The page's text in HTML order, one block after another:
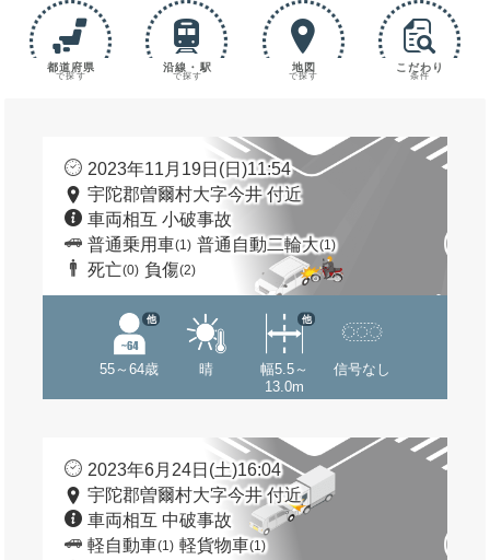
都道府県
で探す
沿線・駅
で探す
地図
で探す
こだわり
条件
2023年11月19日(日)11:54
宇陀郡曽爾村大字今井 付近
車両相互 小破事故
普通乗用車(1) 普通自動二輪大(1)
死亡(0) 負傷(2)
55～64歳
他
晴
幅5.5～
13.0m
他
信号なし
2023年6月24日(土)16:04
宇陀郡曽爾村大字今井 付近
車両相互 中破事故
軽自動車(1) 軽貨物車(1)